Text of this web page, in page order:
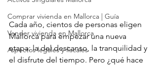
Comprar vivienda en Mallorca | Guía
Vender vivienda en Mallorca
Aspectos legales y fiscales
Cada año, cientos de personas eligen
Mallorca para empezar una nueva
etapa: la del descanso, la tranquilidad y
el disfrute del tiempo. Pero ¿qué hace